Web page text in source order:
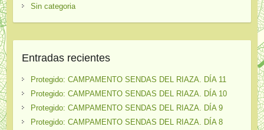
Sin categoria
Entradas recientes
Protegido: CAMPAMENTO SENDAS DEL RIAZA. DÍA 11
Protegido: CAMPAMENTO SENDAS DEL RIAZA. DÍA 10
Protegido: CAMPAMENTO SENDAS DEL RIAZA. DÍA 9
Protegido: CAMPAMENTO SENDAS DEL RIAZA. DÍA 8